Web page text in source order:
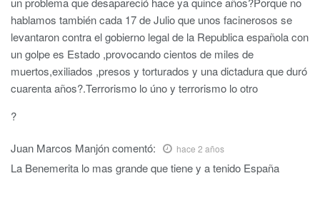
hablamos también cada 17 de Julio que unos facinerosos se
levantaron contra el gobierno legal de la Republica española con
un golpe es Estado ,provocando cientos de miles de
muertos,exiliados ,presos y torturados y una dictadura que duró
cuarenta años?.Terrorismo lo úno y terrorismo lo otro
?
Juan Marcos Manjóncomentó: hace 2 años
La Benemerita lo mas grande que tiene y a tenido España